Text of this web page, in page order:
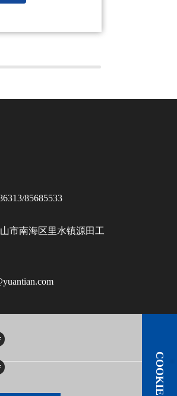
COOKIE声明
85685533
市南海区里水镇源田工